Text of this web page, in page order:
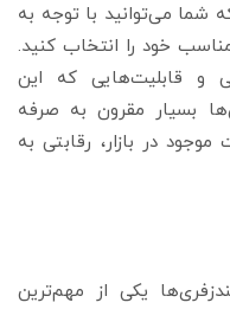
شما می‌توانید با توجه به
خود را انتخاب کنید.
و قابلیت‌هایی که این
بسیار مقرون به صرفه
در بازار، رقابتی به
یکی از مهم‌ترین